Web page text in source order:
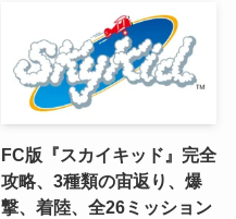
FC版『スカイキッド』完全
攻略、3種類の宙返り、爆
撃、着陸、全26ミッション